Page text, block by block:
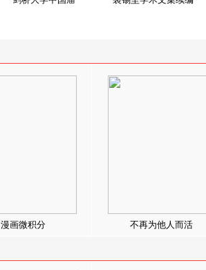
漫画微积分 不再为他人而活